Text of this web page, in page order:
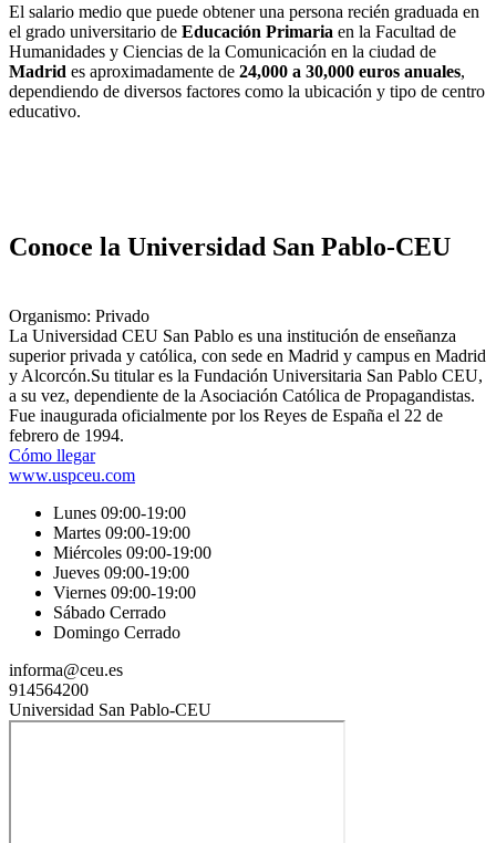
El salario medio que puede obtener una persona recién graduada en
el grado universitario de Educación Primaria en la Facultad de
Humanidades y Ciencias de la Comunicación en la ciudad de
Madrid es aproximadamente de 24,000 a 30,000 euros anuales,
dependiendo de diversos factores como la ubicación y tipo de centro
educativo.
Conoce la Universidad San Pablo-CEU
Organismo: Privado
La Universidad CEU​ San Pablo es una institución de enseñanza
superior privada y católica, con sede en Madrid y campus en Madrid
y Alcorcón.​ Su titular es la Fundación Universitaria San Pablo CEU,
a su vez, dependiente de la Asociación Católica de Propagandistas.
Fue inaugurada oficialmente por los Reyes de España el 22 de
febrero de 1994.
Cómo llegar
www.uspceu.com
Lunes 09:00-19:00
Martes 09:00-19:00
Miércoles 09:00-19:00
Jueves 09:00-19:00
Viernes 09:00-19:00
Sábado Cerrado
Domingo Cerrado
informa@ceu.es
914564200
Universidad San Pablo-CEU